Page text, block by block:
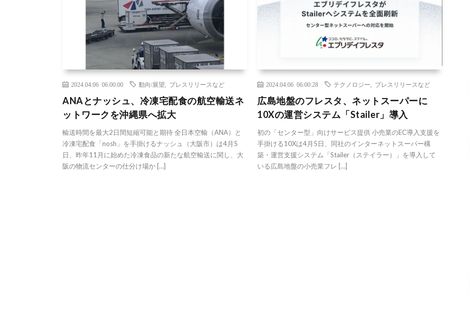
2024.04.06 06:00:00 動向/展望 プレスリリースなど
ANAとナッシュ、冷凍宅配食の航空輸送ネ
ットワークを沖縄県へ拡大
輸送時間を最大2日間短縮可能と期待 全日本空輸（ANA）と
冷凍宅配食「nosh」を手掛けるナッシュ（大阪市）は4月5
日、昨年11月に始めた冷凍食品の新たな航空輸送に関し、大
阪の物流センターの仕分け場か […]
2024.04.06 06:00:28 テクノロジー プレスリリースなど
広島地盤のフレスタ、ネットスーパーに
10Xの運営システム「Stailer」導入
初の「センター型」向けサービス提供 小売業のEC導入支援を
手掛ける10Xは4月5日、同社のインターネットスーパー構
築・運営支援システム「Stailer（ステイラー）」を導入して
いる広島地盤の小売業フレ […]